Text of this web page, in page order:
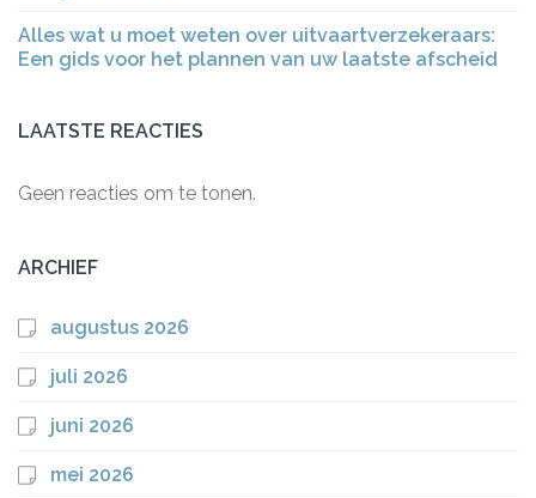
Alles wat u moet weten over uitvaartverzekeraars:
Een gids voor het plannen van uw laatste afscheid
LAATSTE REACTIES
Geen reacties om te tonen.
ARCHIEF
augustus 2026
juli 2026
juni 2026
mei 2026